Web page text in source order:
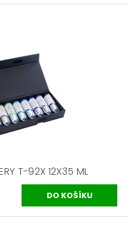
T-92X 12X35 ML